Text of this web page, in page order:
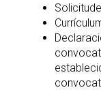
Solicitude